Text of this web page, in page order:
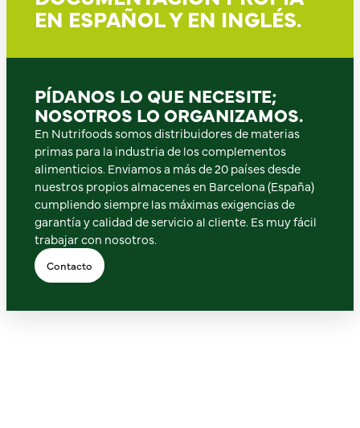
EN ESPAÑOL Y EN INGLÉS.
PÍDANOS LO QUE NECESITE;
NOSOTROS LO ORGANIZAMOS.
En Nutrifoods somos distribuidores de materias
primas para la industria de los complementos
alimenticios. Enviamos a más de 20 países desde
nuestros propios almacenes en Barcelona (España)
cumpliendo siempre las máximas exigencias de
garantía y calidad de servicio al cliente. Es muy fácil
trabajar con nosotros.
Contacto